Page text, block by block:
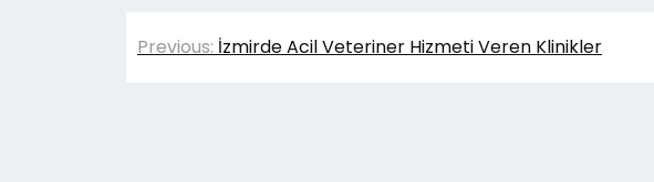
Yazı
Previous: İzmirde Acil Veteriner Hizmeti Veren Klinikler